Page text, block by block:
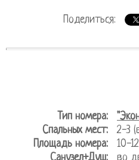
Поделиться:
Тип номера:
Спальных мест:
2-3
Площадь номера:
10-